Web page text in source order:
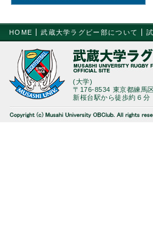
HOME 武蔵大学ラグビー部について
(大学)
〒176-8534 東京都練馬
新桜台駅から徒歩約６分